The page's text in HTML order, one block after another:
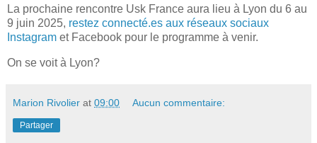
La prochaine rencontre Usk France aura lieu à Lyon du 6 au
9 juin 2025, restez connecté.es aux réseaux sociaux
Instagram et Facebook pour le programme à venir.
On se voit à Lyon?
Marion Rivolier at 09:00 Aucun commentaire:
Partager